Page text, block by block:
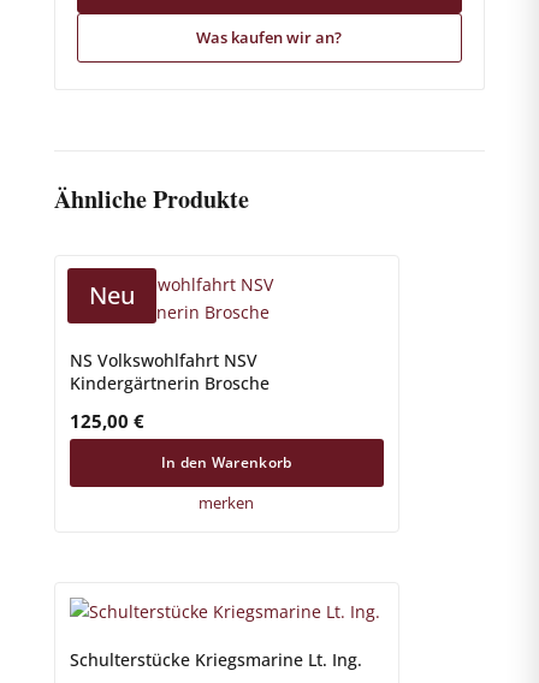
Was kaufen wir an?
Ähnliche Produkte
Neu
NS Volkswohlfahrt NSV
Kindergärtnerin Brosche
125,00 €
In den Warenkorb
merken
Schulterstücke Kriegsmarine Lt. Ing.